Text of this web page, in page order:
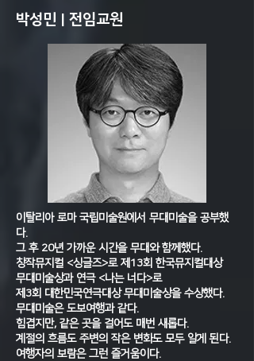
박성민 | 전임교원
이탈리아 로마 국립미술원에서 무대미술을 공부했
다.
그 후 20년 가까운 시간을 무대와 함께했다.
창작뮤지컬 <싱글즈>로 제13회 한국뮤지컬대상
무대미술상과 연극 <나는 너다>로
제3회 대한민국연극대상 무대미술상을 수상했다.
무대미술은 도보여행과 같다.
힘겹지만, 같은 곳을 걸어도 매번 새롭다.
계절의 흐름도 주변의 작은 변화도 모두 알게 된다.
여행자의 보람은 그런 즐거움이다.